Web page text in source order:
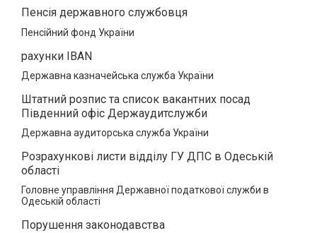
Пенсія державного службовця
Пенсійний фонд України
рахунки IBAN
Державна казначейська служба України
Штатний розпис та список вакантних посад
Південний офіс Держаудитслужби
Державна аудиторська служба України
Розрахункові листи відділу ГУ ДПС в Одеській
області
Головне управління Державної податкової служби в
Одеській області
Порушення законодавства